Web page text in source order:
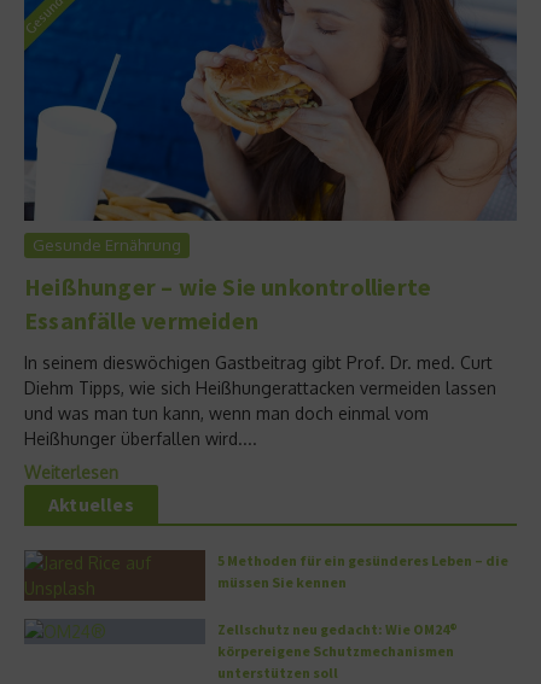
Gesunde Ernährung
Heißhunger – wie Sie unkontrollierte
Essanfälle vermeiden
In seinem dieswöchigen Gastbeitrag gibt Prof. Dr. med. Curt
Diehm Tipps, wie sich Heißhungerattacken vermeiden lassen
und was man tun kann, wenn man doch einmal vom
Heißhunger überfallen wird....
Weiterlesen
Aktuelles
5 Methoden für ein gesünderes Leben – die
müssen Sie kennen
Zellschutz neu gedacht: Wie OM24®
körpereigene Schutzmechanismen
unterstützen soll